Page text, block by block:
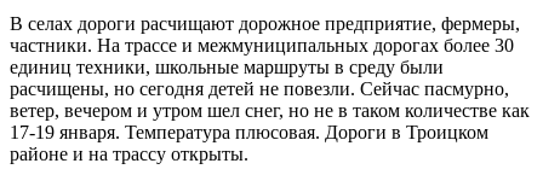
В селах дороги расчищают дорожное предприятие, фермеры,
частники. На трассе и межмуниципальных дорогах более 30
единиц техники, школьные маршруты в среду были
расчищены, но сегодня детей не повезли. Сейчас пасмурно,
ветер, вечером и утром шел снег, но не в таком количестве как
17-19 января. Температура плюсовая. Дороги в Троицком
районе и на трассу открыты.